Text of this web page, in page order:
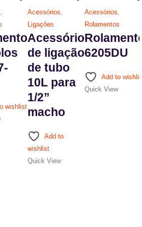
,
wishlist
Acessórios,
Ligações
Acessório
de ligação
de tubo
10L para
1/2”
macho
Add to
wishlist
Quick View
Acessórios,
Rolamentos
6205DU
Add to
Quick View